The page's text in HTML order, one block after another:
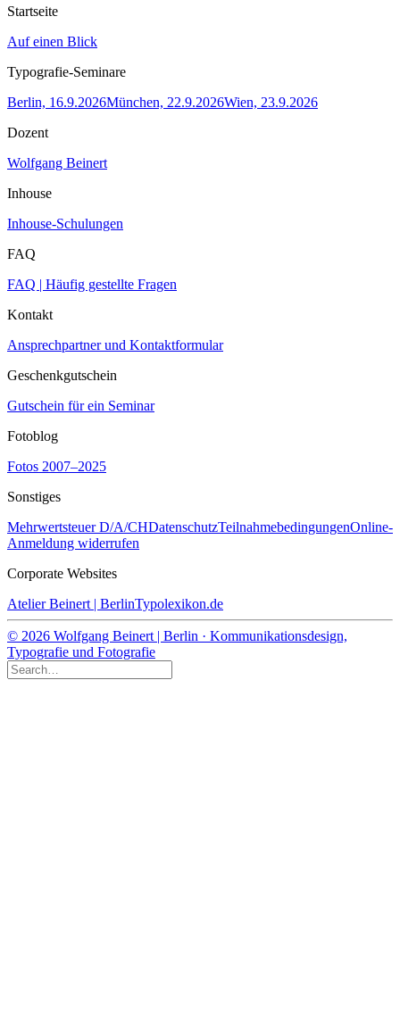
Startseite
Auf einen Blick
Typografie-Seminare
Berlin, 16.9.2026München, 22.9.2026Wien, 23.9.2026
Dozent
Wolfgang Beinert
Inhouse
Inhouse-Schulungen
FAQ
FAQ | Häufig gestellte Fragen
Kontakt
Ansprechpartner und Kontaktformular
Geschenkgutschein
Gutschein für ein Seminar
Fotoblog
Fotos 2007–2025
Sonstiges
Mehrwertsteuer D/A/CHDatenschutzTeilnahmebedingungenOnline-
Anmeldung widerrufen
Corporate Websites
Atelier Beinert | BerlinTypolexikon.de
© 2026 Wolfgang Beinert | Berlin · Kommunikationsdesign,
Typografie und Fotografie